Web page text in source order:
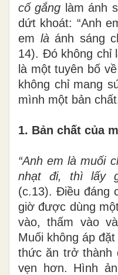
cố gắng làm ánh
dứt khoát: “Anh
em làánh sáng
14). Đó không chỉ
là một tuyên bố
không chỉ mang
mình một bản
1. Bản chất của
“Anh em là muối
nhạt đi, thì lấy
(c.13). Điều đáng
giờ được dùng
vào, thấm vào
Muối không áp
thức ăn trở thành
vẹn hơn. Hình